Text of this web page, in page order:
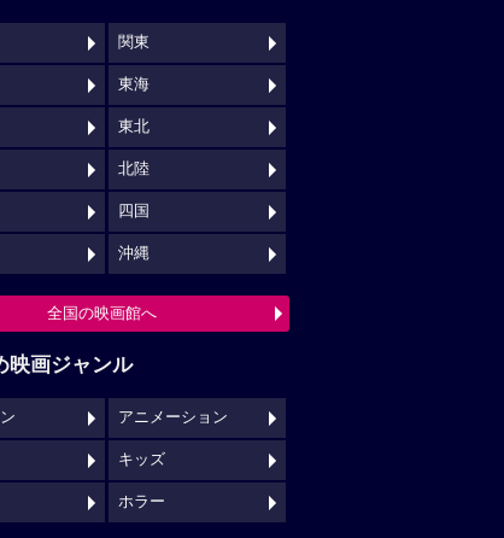
関東
東海
東北
北陸
四国
沖縄
全国の映画館へ
映画ジャンル
アニメーション
キッズ
ホラー